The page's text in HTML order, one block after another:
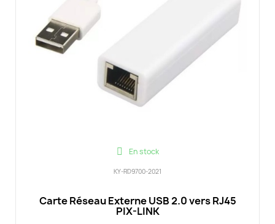
En stock
KY-RD9700-2021
Carte Réseau Externe USB 2.0 vers RJ45
PIX-LINK